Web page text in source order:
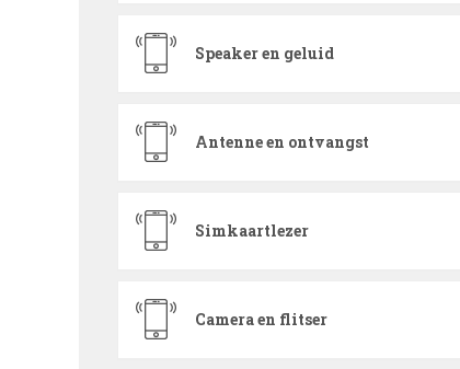
Speaker en geluid
Antenne en ontvangst
Simkaartlezer
Camera en flitser